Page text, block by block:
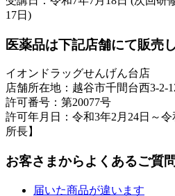
17日)
医薬品は下記店舗にて販売
イオンドラッグせんげん台店
店舗所在地：越谷市千間台西3-2-
許可番号：第20077号
許可年月日：令和3年2月24日～
所長】
お客さまからよくあるご質問
届いた商品が違います